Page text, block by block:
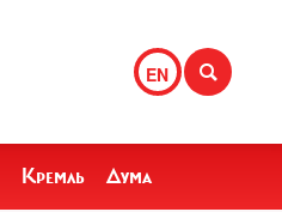
EN
Кремль Дума